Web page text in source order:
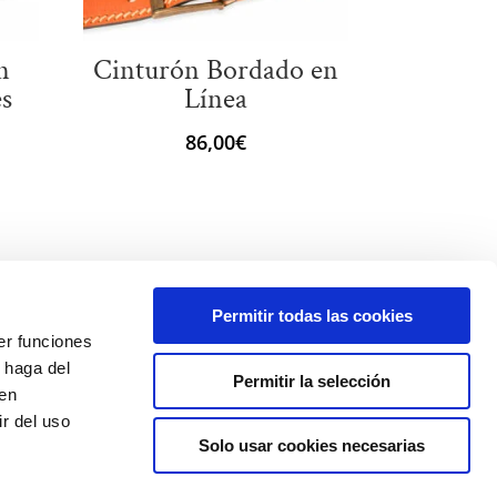
funciones
del
del uso
Permitir todas las cookies
Permitir la selección
Solo usar cookies necesarias
Cinturón Bordado en
Línea
86,00€